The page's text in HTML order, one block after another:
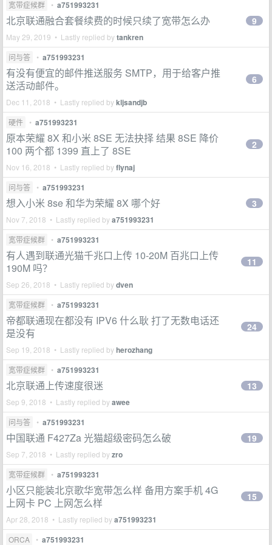
宽带症候群 • a751993231
北京联通融合套餐续费的时候只续了宽带怎么办
May 29, 2019 • Lastly replied bytankren
9
问与答 • a751993231
有没有便宜的邮件推送服务 SMTP，用于给客户推
送活动邮件。
Dec 11, 2018 • Lastly replied bykljsandjb
6
硬件 • a751993231
原本荣耀 8X 和小米 8SE 无法抉择 结果 8SE 降价
100 两个都 1399 直上了 8SE
Nov 16, 2018 • Lastly replied byflynaj
2
问与答 • a751993231
想入小米 8se 和华为荣耀 8X 哪个好
Nov 7, 2018 • Lastly replied bya751993231
3
宽带症候群 • a751993231
有人遇到联通光猫千兆口上传 10-20M 百兆口上传
190M 吗？
Sep 26, 2018 • Lastly replied bydven
11
宽带症候群 • a751993231
帝都联通现在都没有 IPV6 什么耿 打了无数电话还
是没有
Sep 19, 2018 • Lastly replied byherozhang
24
宽带症候群 • a751993231
北京联通上传速度很迷
Sep 9, 2018 • Lastly replied byawee
13
问与答 • a751993231
中国联通 F427Za 光猫超级密码怎么破
Sep 7, 2018 • Lastly replied byzro
19
宽带症候群 • a751993231
小区只能装北京歌华宽带怎么样 备用方案手机 4G
上网卡 PC 上网怎么样
Apr 28, 2018 • Lastly replied bya751993231
15
ORCA • a751993231